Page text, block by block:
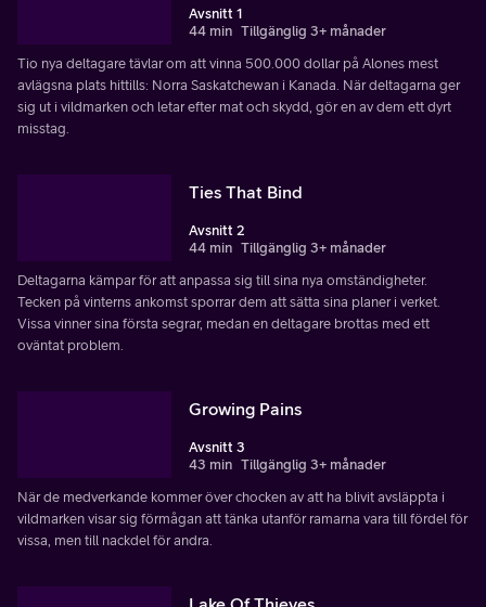
Avsnitt 1
44 min Tillgänglig 3+ månader
Tio nya deltagare tävlar om att vinna 500.000 dollar på Alones mest
avlägsna plats hittills: Norra Saskatchewan i Kanada. När deltagarna ger
sig ut i vildmarken och letar efter mat och skydd, gör en av dem ett dyrt
misstag.
Ties That Bind
Avsnitt 2
44 min Tillgänglig 3+ månader
Deltagarna kämpar för att anpassa sig till sina nya omständigheter.
Tecken på vinterns ankomst sporrar dem att sätta sina planer i verket.
Vissa vinner sina första segrar, medan en deltagare brottas med ett
oväntat problem.
Growing Pains
Avsnitt 3
43 min Tillgänglig 3+ månader
När de medverkande kommer över chocken av att ha blivit avsläppta i
vildmarken visar sig förmågan att tänka utanför ramarna vara till fördel för
vissa, men till nackdel för andra.